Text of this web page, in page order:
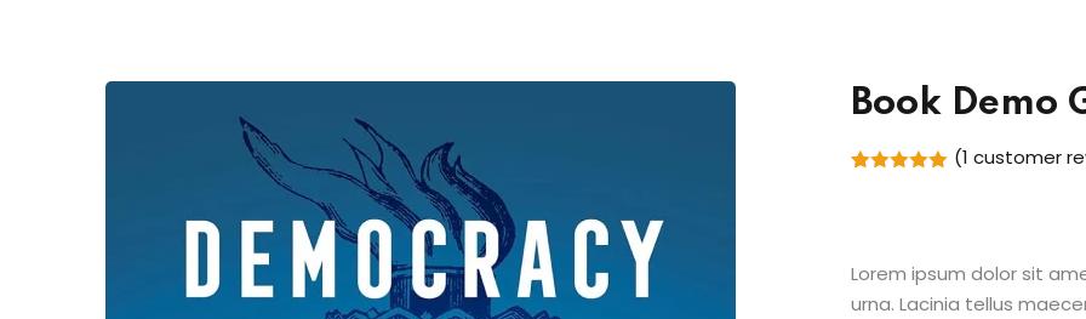
Book Demo
(1 customer
Lorem ipsum dolor sit
urna. Lacinia tellus